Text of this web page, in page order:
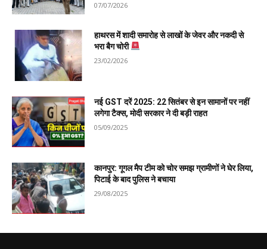
07/07/2026
हाथरस में शादी समारोह से लाखों के जेवर और नकदी से
भरा बैग चोरी
23/02/2026
नई GST दरें 2025: 22 सितंबर से इन सामानों पर नहीं
लगेगा टैक्स, मोदी सरकार ने दी बड़ी राहत
05/09/2025
कानपुर: गूगल मैप टीम को चोर समझ ग्रामीणों ने घेर लिया,
पिटाई के बाद पुलिस ने बचाया
29/08/2025